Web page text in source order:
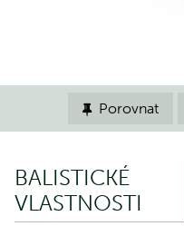
 Porovnat
BALISTICKÉ
VLASTNOSTI